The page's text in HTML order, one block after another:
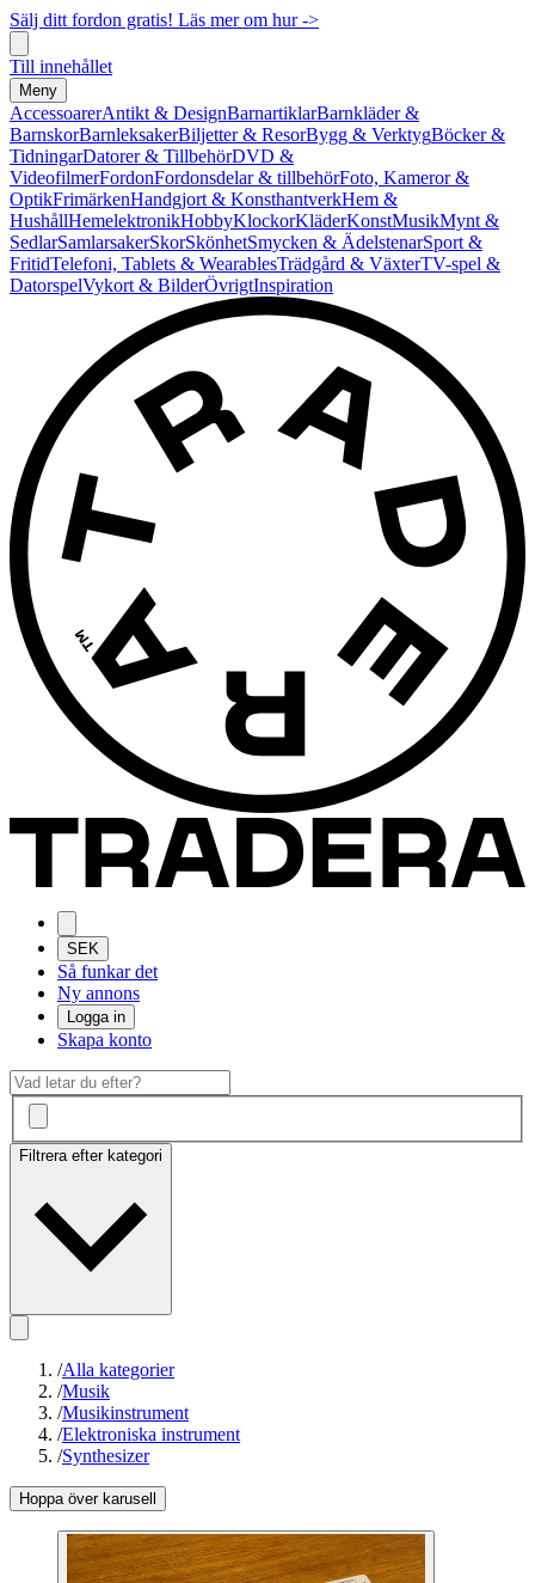
Sälj ditt fordon gratis! Läs mer om hur ->
Till innehållet
Meny
AccessoarerAntikt & DesignBarnartiklarBarnkläder &
BarnskorBarnleksakerBiljetter & ResorBygg & VerktygBöcker &
TidningarDatorer & TillbehörDVD &
VideofilmerFordonFordonsdelar & tillbehörFoto, Kameror &
OptikFrimärkenHandgjort & KonsthantverkHem &
HushållHemelektronikHobbyKlockorKläderKonstMusikMynt &
SedlarSamlarsakerSkorSkönhetSmycken & ÄdelstenarSport &
FritidTelefoni, Tablets & WearablesTrädgård & VäxterTV-spel &
DatorspelVykort & BilderÖvrigtInspiration
SEK
Så funkar det
Ny annons
Logga in
Skapa konto
Filtrera efter kategori
/Alla kategorier
/Musik
/Musikinstrument
/Elektroniska instrument
/Synthesizer
Hoppa över karusell